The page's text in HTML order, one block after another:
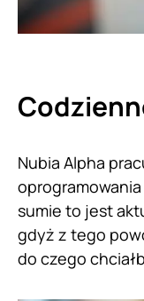
Nubia Alpha
sumie to jest
gdyż z tego
do czego